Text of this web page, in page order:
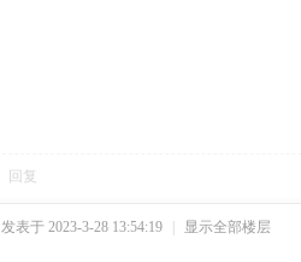
回复
发表于 2023-3-28 13:54:19 显示全部楼层